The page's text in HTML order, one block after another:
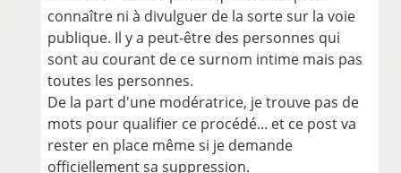
connaître ni à divulguer de la sorte sur la voie
publique. Il y a peut-être des personnes qui
sont au courant de ce surnom intime mais pas
toutes les personnes.
De la part d'une modératrice, je trouve pas de
mots pour qualifier ce procédé... et ce post va
rester en place même si je demande
officiellement sa suppression.